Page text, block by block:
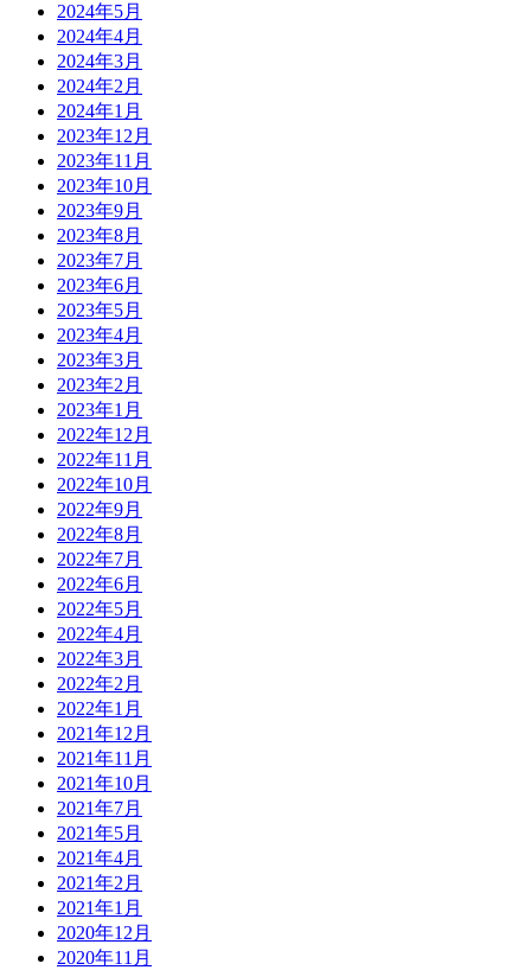
2024年5月
2024年4月
2024年3月
2024年2月
2024年1月
2023年12月
2023年11月
2023年10月
2023年9月
2023年8月
2023年7月
2023年6月
2023年5月
2023年4月
2023年3月
2023年2月
2023年1月
2022年12月
2022年11月
2022年10月
2022年9月
2022年8月
2022年7月
2022年6月
2022年5月
2022年4月
2022年3月
2022年2月
2022年1月
2021年12月
2021年11月
2021年10月
2021年7月
2021年5月
2021年4月
2021年2月
2021年1月
2020年12月
2020年11月